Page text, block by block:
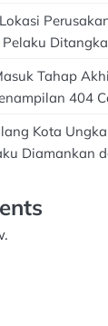
Pelaku
Tahap
404
Kota
Diamankan